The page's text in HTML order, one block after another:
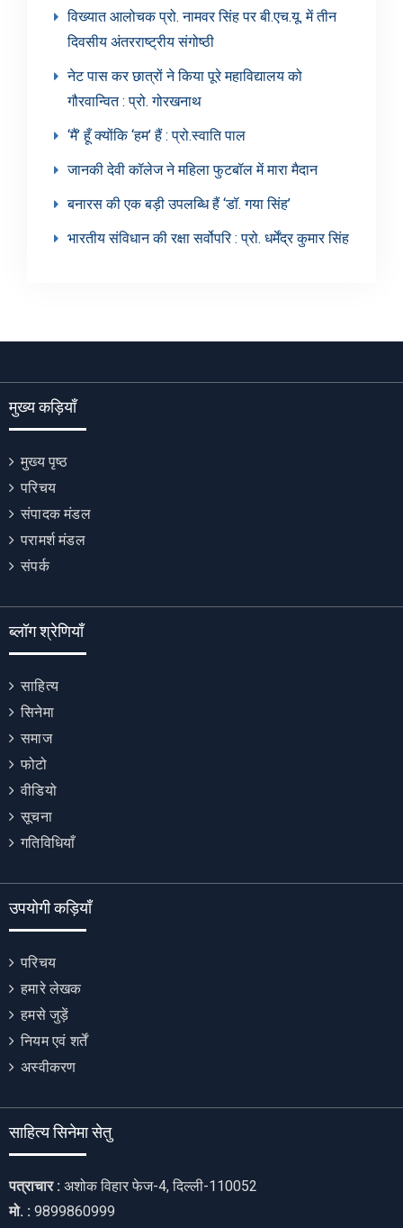
विख्यात आलोचक प्रो. नामवर सिंह पर बी.एच.यू. में तीन
दिवसीय अंतरराष्ट्रीय संगोष्ठी
नेट पास कर छात्रों ने किया पूरे महाविद्यालय को
गौरवान्वित : प्रो. गोरखनाथ
‘मैं’ हूँ क्योंकि ‘हम’ हैं : प्रो.स्वाति पाल
जानकी देवी कॉलेज ने महिला फुटबॉल में मारा मैदान
बनारस की एक बड़ी उपलब्धि हैं ‘डॉ. गया सिंह’
भारतीय संविधान की रक्षा सर्वोपरि : प्रो. धर्मेंद्र कुमार सिंह
मुख्य कड़ियाँ
मुख्य पृष्ठ
परिचय
संपादक मंडल
परामर्श मंडल
संपर्क
ब्लॉग श्रेणियाँ
साहित्य
सिनेमा
समाज
फोटो
वीडियो
सूचना
गतिविधियाँ
उपयोगी कड़ियाँ
परिचय
हमारे लेखक
हमसे जुड़ें
नियम एवं शर्तें
अस्वीकरण
साहित्य सिनेमा सेतु
पत्राचार : अशोक विहार फेज-4, दिल्ली-110052
मो. : 9899860999